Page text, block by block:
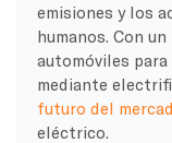
emisiones y los
humanos. Con
automóviles
mediante
futuro del
eléctrico.